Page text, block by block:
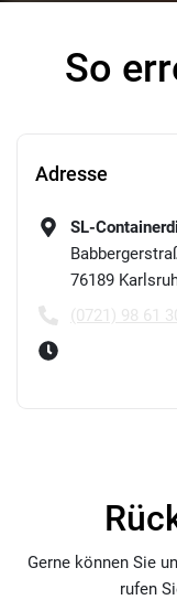
So
Adresse
SL-
76189
(0721) 98 61
Gerne können Sie
rufen